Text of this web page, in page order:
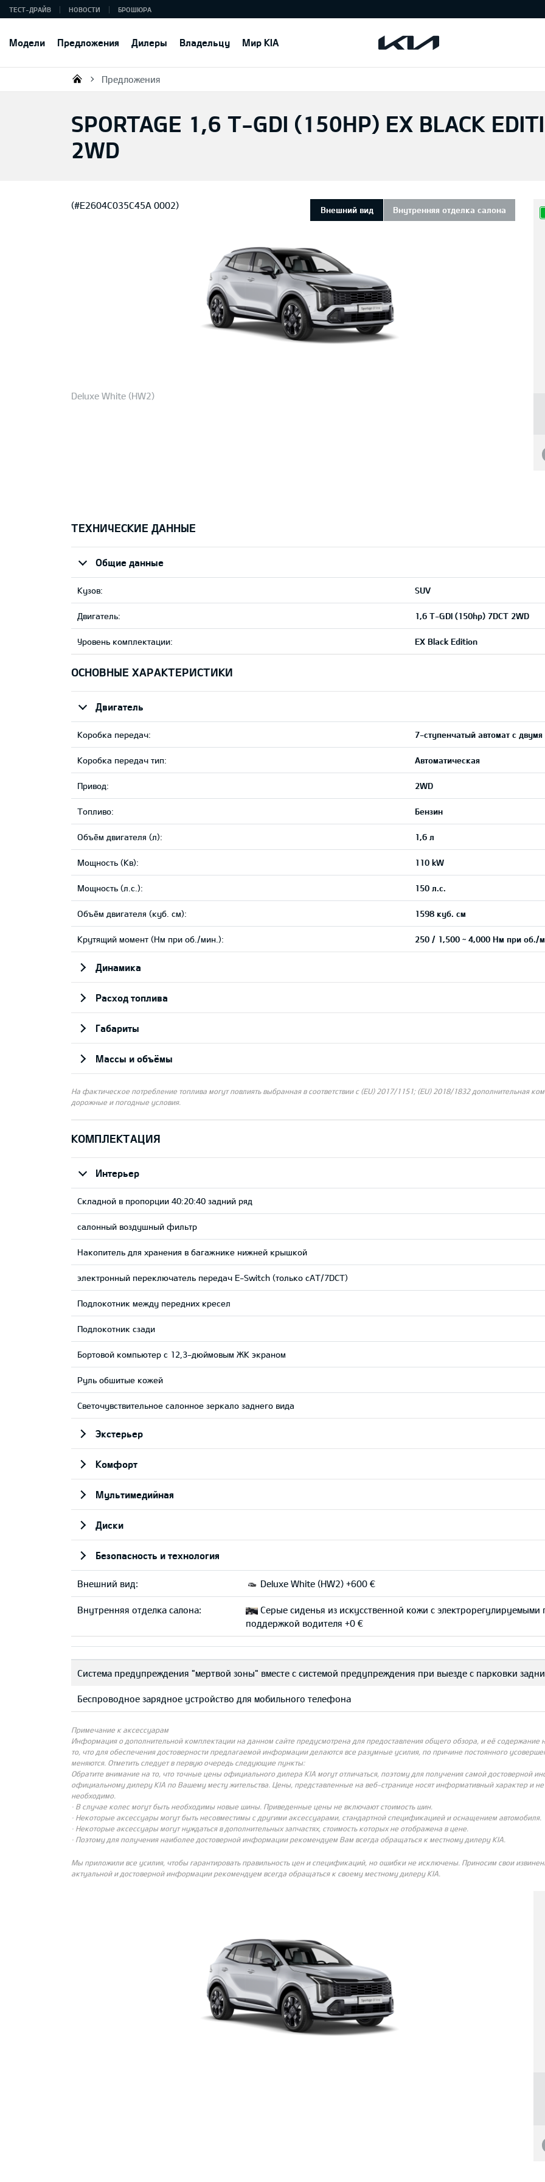
Модели Предложения Дилеры Владельцу Мир KIA
ТЕСТ-ДРАЙВ НОВОСТИ БРОШЮРА
KIA AUTO AS
Предложения
SPORTAGE 1,6 T-GDI (150HP) EX BLACK
2WD
Внешний вид Внутренняя отделка салона
(#E2604C035C45A 0002)
Deluxe White (HW2)
ТЕХНИЧЕСКИЕ ДАННЫЕ
Общие данные
Кузов: SUV
Двигатель: 1,6 T-GDI (150hp) 7DCT 2WD
Уровень комплектации: EX Black Edition
ОСНОВНЫЕ ХАРАКТЕРИСТИКИ
Двигатель
Коробка передач: 7-ступенчатый автомат с
Коробка передач тип: Автоматическая
Привод: 2WD
Tопливо: Бензин
Объём двигателя (л): 1,6 л
Мощность (Кв): 110 kW
Мощность (л.с.): 150 л.с.
Объём двигателя (куб. см): 1598 куб. см
Крутящий момент (Нм при об./мин.): 250 / 1,500 ~ 4,000 Нм при об./
Динамика
Pасход топлива
Габариты
Массы и объёмы
На фактическое потребление топлива могут повлиять выбранная в соответствии с (EU) 2017/1151; (EU) 2018/1832 дополнительная
дорожные и погодные условия.
КОМПЛЕКТАЦИЯ
Интерьер
Складной в пропорции 40:20:40 задний ряд
салонный воздушный фильтр
Накопитель для хранения в багажнике нижней крышкой
электронный переключатель передач E-Switch (только сAT/7DCT)
Подлокотник между передних кресел
Подлокотник сзади
Бортовой компьютер с 12,3-дюймовым ЖК экраном
Руль обшитые кожей
Светочувствительное салонное зеркало заднего вида
Экстерьер
Комфорт
Мультимедийная
Диски
Безопасность и технология
Внешний вид: Deluxe White (HW2) +600 €
Внутренняя отделка салона:
Серые сиденья из искусственной кожи с
поддержкой водителя +0 €
Система предупреждения "мертвой зоны" вместе с системой предупреждения при выезде с парковки
Беспроводное зарядное устройство для мобильного телефона
Примечание к аксессуарам
Информация о дополнительной комплектации на данном сайте предусмотрена для предоставления общего обзора, и её содержание
то, что для обеспечения достоверности предлагаемой информации делаются все разумные усилия, по причине постоянного
меняются. Отметить следует в первую очередь следующие пункты:
Обратите внимание на то, что точные цены официального дилера KIA могут отличаться, поэтому для получения самой достоверной
официальному дилеру KIA по Вашему месту жительства. Цены, представленные на веб-странице носят информативный характер и
необходимо.
· В случае колес могут быть необходимы новые шины. Приведенные цены не включают стоимость шин.
· Некоторые аксессуары могут быть несовместимы с другими аксессуарами, стандартной спецификацией и оснащением автомобиля.
· Некоторые аксессуары могут нуждаться в дополнительных запчастях, стоимость которых не отображена в цене.
· Поэтому для получения наиболее достоверной информации рекомендуем Вам всегда обращаться к местному дилеру KIA.
Мы приложили все усилия, чтобы гарантировать правильность цен и спецификаций, но ошибки не исключены. Приносим свои
актуальной и достоверной информации рекомендуем всегда обращаться к своему местному дилеру KIA.